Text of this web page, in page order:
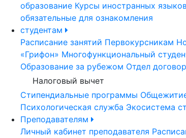
образование Курсы иностранных
обязательные для ознакомления
студентам
Расписание занятий Первокурсникам
«Грифон» Многофункциональный
Образование за рубежом Отдел
Налоговый вычет
Стипендиальные программы
Психологическая служба Экосистема
Преподавателям
Личный кабинет преподавателя